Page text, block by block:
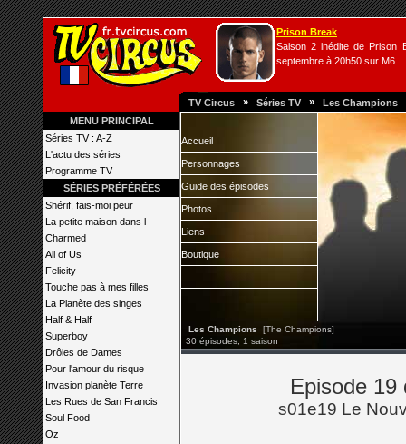
Prison Break
Saison 2 inédite de Prison
septembre à 20h50 sur M6.
TV Circus » Séries TV » Les Champions
MENU PRINCIPAL
Séries TV : A-Z
L'actu des séries
Programme TV
SÉRIES PRÉFÉRÉES
Shérif, fais-moi peur
La petite maison dans l
Charmed
All of Us
Felicity
Touche pas à mes filles
La Planète des singes
Half & Half
Superboy
Drôles de Dames
Pour l'amour du risque
Invasion planète Terre
Les Rues de San Francis
Soul Food
Oz
Accueil
Personnages
Guide des épisodes
Photos
Liens
Boutique
Les Champions
[The Champions]
30 épisodes, 1 saison
Episode 19
s01e19 Le